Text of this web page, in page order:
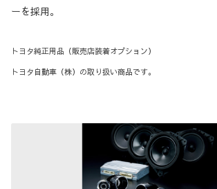
ーを採用。
トヨタ純正用品（販売店装着オプション）
トヨタ自動車（株）の取り扱い商品です。